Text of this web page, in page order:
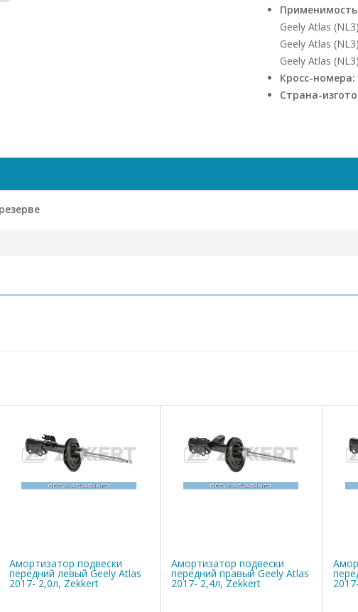
Geely Atlas
Geely Atlas
Geely Atlas
Кросс-номера:
Страна-
Амортизатор подвески
передний левый Geely Atlas
2017- 2,0л, Zekkert
Амортизатор подвески
передний правый Geely Atlas
2017- 2,4л, Zekkert